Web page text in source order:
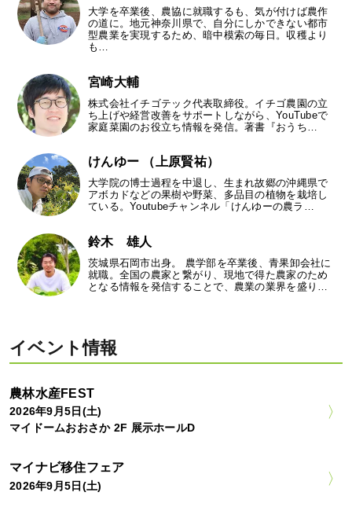
大学を卒業後、農協に就職するも、気が付けば農作
の道に。地元神奈川県で、自分にしかできない都市
型農業を実現するため、暗中模索の毎日。収穫より
も…
宮崎大輔
株式会社イチゴテック代表取締役。イチゴ農園の立
ち上げや経営改善をサポートしながら、YouTubeで
家庭菜園のお役立ち情報を発信。著書『おうち…
けんゆー （上原賢祐）
大学院の博士過程を中退し、生まれ故郷の沖縄県で
アボカドなどの果樹や野菜、多品目の植物を栽培し
ている。Youtubeチャンネル「けんゆーの農ラ…
鈴木 雄人
茨城県石岡市出身。 農学部を卒業後、青果卸会社に
就職。全国の農家と繋がり、現地で得た農家のため
となる情報を発信することで、農業の業界を盛り…
イベント情報
農林水産FEST
2026年9月5日(土)
マイドームおおさか 2F 展示ホールD
マイナビ移住フェア
2026年9月5日(土)